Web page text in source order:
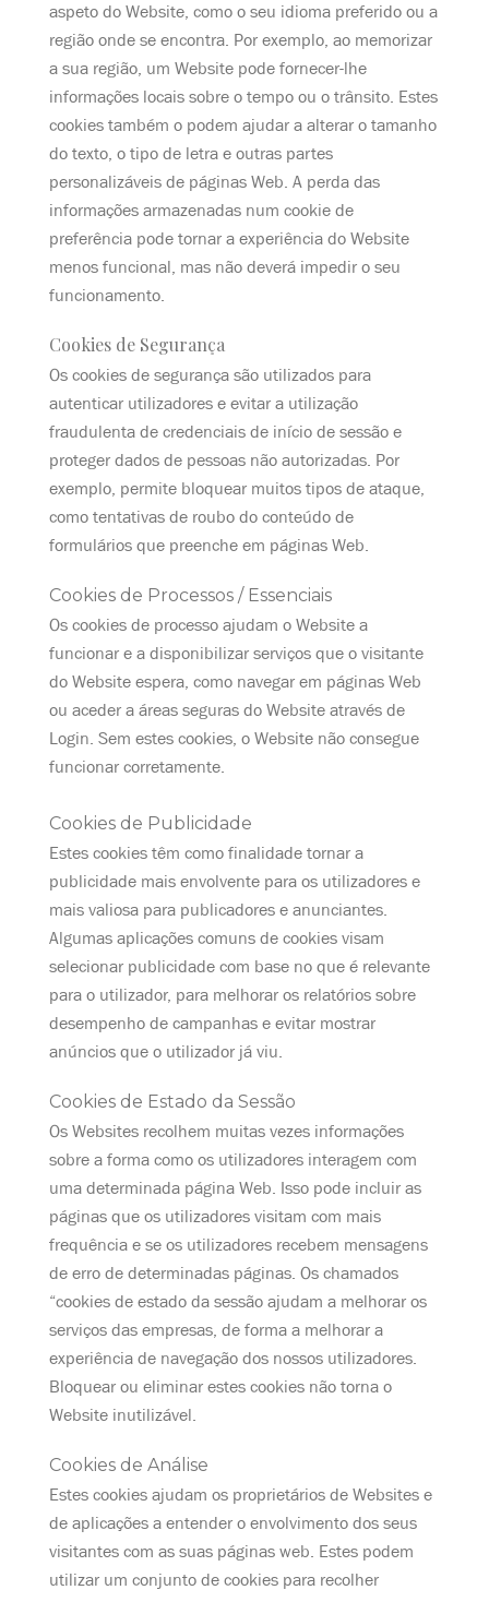
aspeto do Website, como o seu idioma preferido ou a
região onde se encontra. Por exemplo, ao memorizar
a sua região, um Website pode fornecer-lhe
informações locais sobre o tempo ou o trânsito. Estes
cookies também o podem ajudar a alterar o tamanho
do texto, o tipo de letra e outras partes
personalizáveis de páginas Web. A perda das
informações armazenadas num cookie de
preferência pode tornar a experiência do Website
menos funcional, mas não deverá impedir o seu
funcionamento.
Cookies de Segurança
Os cookies de segurança são utilizados para
autenticar utilizadores e evitar a utilização
fraudulenta de credenciais de início de sessão e
proteger dados de pessoas não autorizadas. Por
exemplo, permite bloquear muitos tipos de ataque,
como tentativas de roubo do conteúdo de
formulários que preenche em páginas Web.
Cookies de Processos / Essenciais
Os cookies de processo ajudam o Website a
funcionar e a disponibilizar serviços que o visitante
do Website espera, como navegar em páginas Web
ou aceder a áreas seguras do Website através de
Login. Sem estes cookies, o Website não consegue
funcionar corretamente.
Cookies de Publicidade
Estes cookies têm como finalidade tornar a
publicidade mais envolvente para os utilizadores e
mais valiosa para publicadores e anunciantes.
Algumas aplicações comuns de cookies visam
selecionar publicidade com base no que é relevante
para o utilizador, para melhorar os relatórios sobre
desempenho de campanhas e evitar mostrar
anúncios que o utilizador já viu.
Cookies de Estado da Sessão
Os Websites recolhem muitas vezes informações
sobre a forma como os utilizadores interagem com
uma determinada página Web. Isso pode incluir as
páginas que os utilizadores visitam com mais
frequência e se os utilizadores recebem mensagens
de erro de determinadas páginas. Os chamados
“cookies de estado da sessão ajudam a melhorar os
serviços das empresas, de forma a melhorar a
experiência de navegação dos nossos utilizadores.
Bloquear ou eliminar estes cookies não torna o
Website inutilizável.
Cookies de Análise
Estes cookies ajudam os proprietários de Websites e
de aplicações a entender o envolvimento dos seus
visitantes com as suas páginas web. Estes podem
utilizar um conjunto de cookies para recolher